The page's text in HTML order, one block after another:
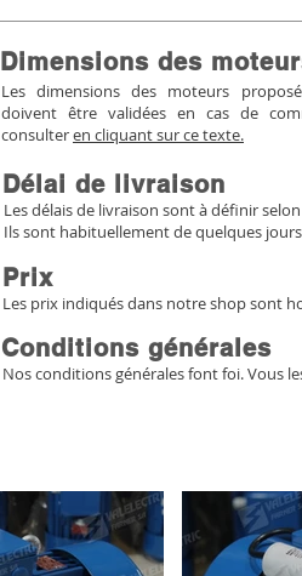
Dimensions des
Les dimensions des moteurs
doivent être validées en cas de
consulteren cliquant sur ce texte.
Délai de livraison
Les délais de livraison sont à définir
Ils sont habituellement de quelques
Prix
Les prix indiqués dans notre shop sont
Conditions générales
Nos conditions générales font foi. Vous